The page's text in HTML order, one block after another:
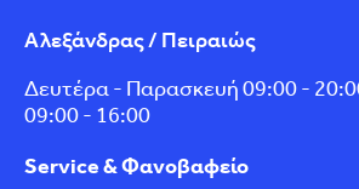
Αλεξάνδρας / Πειραιώς
Δευτέρα - Παρασκευή 09:00 -
09:00 - 16:00
Service & Φανοβαφείο